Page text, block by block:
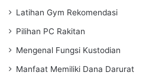
Latihan Gym Rekomendasi
Pilihan PC Rakitan
Mengenal Fungsi Kustodian
Manfaat Memiliki Dana Darurat